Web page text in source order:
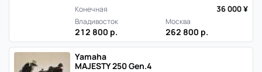
Конечная
36 000 ¥
Владивосток
212 800 р.
Москва
262 800 р.
Yamaha
MAJESTY 250 Gen.4